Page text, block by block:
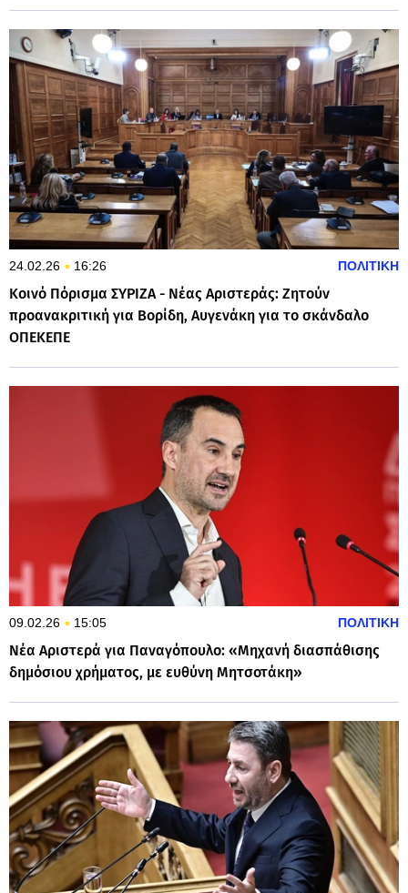
24.02.26 16:26 ΠΟΛΙΤΙΚΗ
Κοινό Πόρισμα ΣΥΡΙΖΑ - Νέας Αριστεράς: Ζητούν
προανακριτική για Βορίδη, Αυγενάκη για το σκάνδαλο
ΟΠΕΚΕΠΕ
09.02.26 15:05 ΠΟΛΙΤΙΚΗ
Νέα Αριστερά για Παναγόπουλο: «Μηχανή διασπάθισης
δημόσιου χρήματος, με ευθύνη Μητσοτάκη»